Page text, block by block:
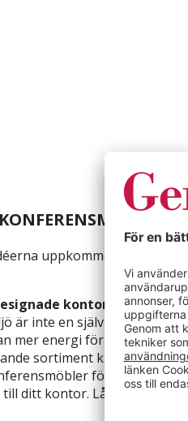
-
uppkommer i en
kontorsmöbler
är inte en självklarhet,
mer energi för arbete, den
sortiment kan du
för
ditt kontor. Låt oss